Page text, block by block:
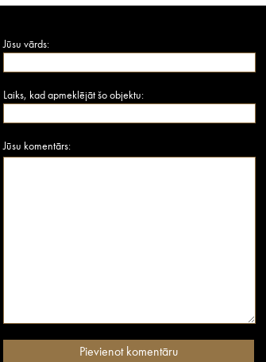
Jūsu vārds:
Laiks, kad apmeklējāt šo objektu:
Jūsu komentārs: